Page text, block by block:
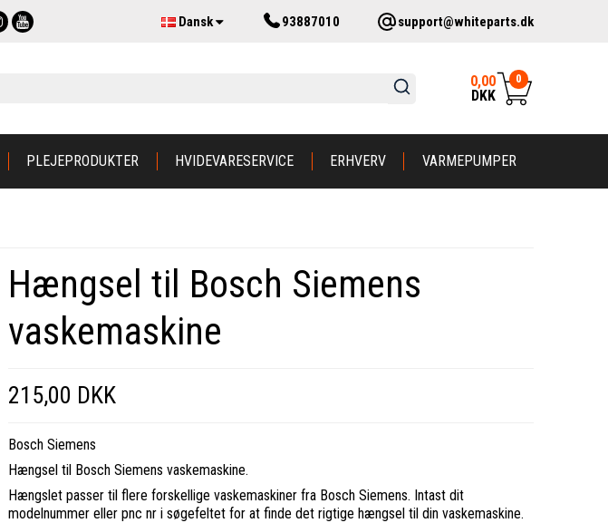
Dansk 93887010 support@whiteparts.dk
0,00
DKK
0
PLEJEPRODUKTER HVIDEVARESERVICE ERHVERV VARMEPUMPER
Hængsel til Bosch Siemens
vaskemaskine
215,00 DKK
Bosch Siemens
Hængsel til Bosch Siemens vaskemaskine.
Hængslet passer til flere forskellige vaskemaskiner fra Bosch Siemens. Intast dit
modelnummer eller pnc nr i søgefeltet for at finde det rigtige hængsel til din vaskemaskine.